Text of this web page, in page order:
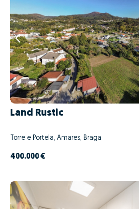
Land Rustic
Torre e Portela, Amares, Braga
400.000 €